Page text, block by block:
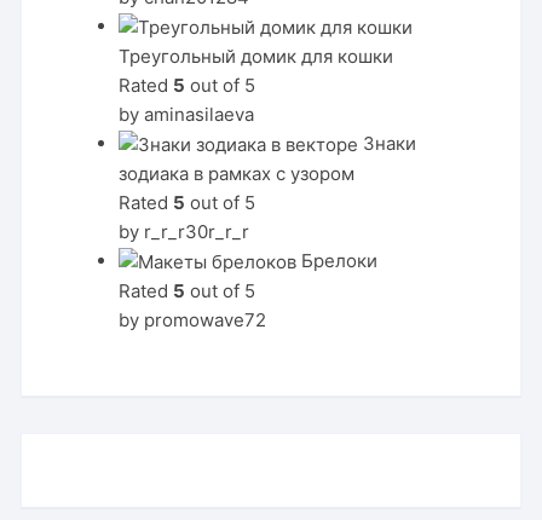
Треугольный домик для кошки
Rated 5 out of 5
by aminasilaeva
Знаки
зодиака в рамках с узором
Rated 5 out of 5
by r_r_r30r_r_r
Брелоки
Rated 5 out of 5
by promowave72